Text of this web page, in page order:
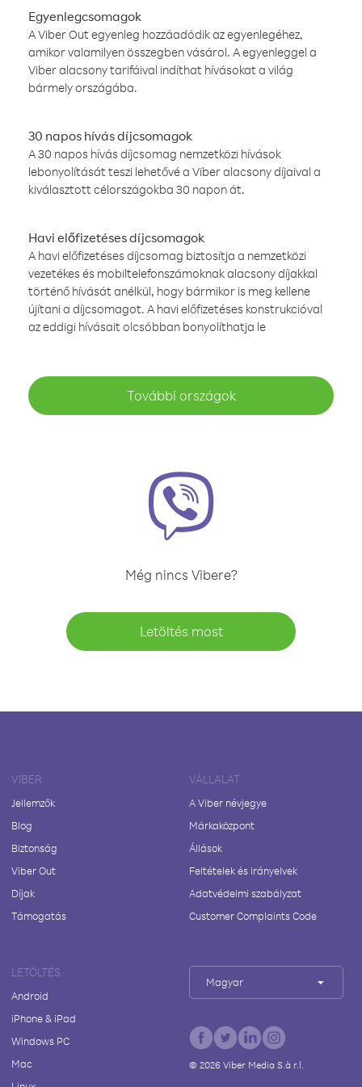
Egyenlegcsomagok
A Viber Out egyenleg hozzáadódik az egyenlegéhez,
amikor valamilyen összegben vásárol. A egyenleggel a
Viber alacsony tarifáival indíthat hívásokat a világ
bármely országába.
30 napos hívás díjcsomagok
A 30 napos hívás díjcsomag nemzetközi hívások
lebonyolítását teszi lehetővé a Viber alacsony díjaival a
kiválasztott célországokba 30 napon át.
Havi előfizetéses díjcsomagok
A havi előfizetéses díjcsomag biztosítja a nemzetközi
vezetékes és mobiltelefonszámoknak alacsony díjakkal
történő hívását anélkül, hogy bármikor is meg kellene
újítani a díjcsomagot. A havi előfizetéses konstrukcióval
az eddigi hívásait olcsóbban bonyolíthatja le
További országok
Még nincs Vibere?
Letöltés most
VIBER
Jellemzők
Blog
Biztonság
Viber Out
Díjak
Támogatás
VÁLLALAT
A Viber névjegye
Márkaközpont
Állások
Feltételek és irányelvek
Adatvédelmi szabályzat
Customer Complaints Code
LETÖLTÉS
Android
iPhone & iPad
Windows PC
Mac
Magyar
© 2026Viber Media S.à r.l.